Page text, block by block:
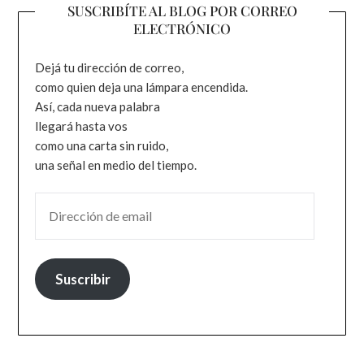
SUSCRIBÍTE AL BLOG POR CORREO
ELECTRÓNICO
Dejá tu dirección de correo,
como quien deja una lámpara encendida.
Así, cada nueva palabra
llegará hasta vos
como una carta sin ruido,
una señal en medio del tiempo.
Suscribir